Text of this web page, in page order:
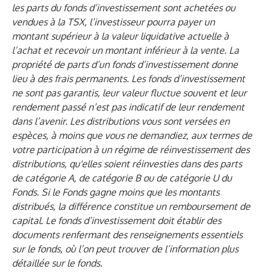
les parts du fonds d’investissement sont achetées ou
vendues à la TSX, l’investisseur pourra payer un
montant supérieur à la valeur liquidative actuelle à
l’achat et recevoir un montant inférieur à la vente. La
propriété de parts d’un fonds d’investissement donne
lieu à des frais permanents. Les fonds d’investissement
ne sont pas garantis, leur valeur fluctue souvent et leur
rendement passé n’est pas indicatif de leur rendement
dans l’avenir. Les distributions vous sont versées en
espèces, à moins que vous ne demandiez, aux termes de
votre participation à un régime de réinvestissement des
distributions, qu'elles soient réinvesties dans des parts
de catégorie A, de catégorie B ou de catégorie U du
Fonds. Si le Fonds gagne moins que les montants
distribués, la différence constitue un remboursement de
capital. Le fonds d’investissement doit établir des
documents renfermant des renseignements essentiels
sur le fonds, où l’on peut trouver de l’information plus
détaillée sur le fonds.